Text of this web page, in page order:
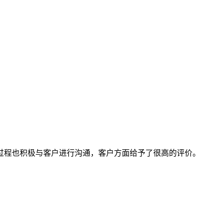
也积极与客户进行沟通，客户方面给予了很高的评价。